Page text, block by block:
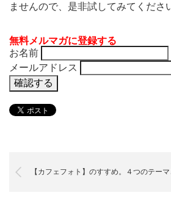
ませんので、是非試してみてくださ
無料メルマガに登録する
お名前
メールアドレス
【カフェフォト】のすすめ。４つのテー